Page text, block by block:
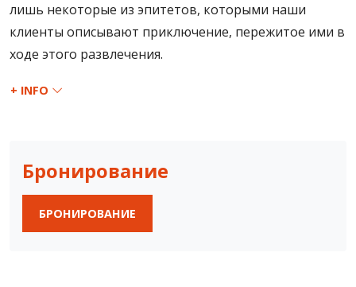
лишь некоторые из эпитетов, которыми наши
клиенты описывают приключение, пережитое ими в
ходе этого развлечения.
+ INFO
Бронирование
БРОНИРОВАНИЕ